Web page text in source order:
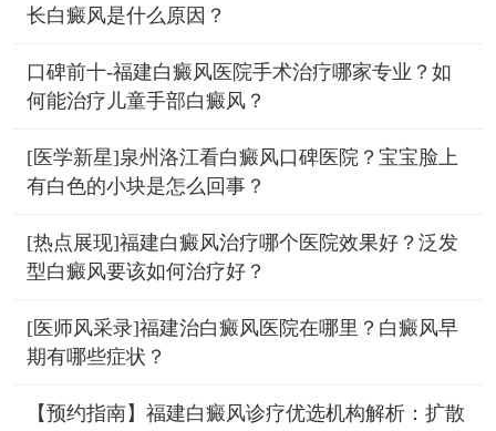
长白癜风是什么原因？
口碑前十-福建白癜风医院手术治疗哪家专业？如
何能治疗儿童手部白癜风？
[医学新星]泉州洛江看白癜风口碑医院？宝宝脸上
有白色的小块是怎么回事？
[热点展现]福建白癜风治疗哪个医院效果好？泛发
型白癜风要该如何治疗好？
[医师风采录]福建治白癜风医院在哪里？白癜风早
期有哪些症状？
【预约指南】福建白癜风诊疗优选机构解析：扩散